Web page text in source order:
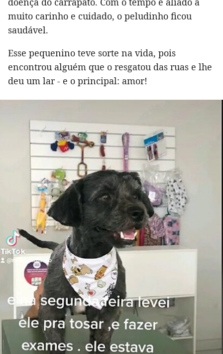
muito carinho e cuidado, o peludinho ficou
saudável.
Esse pequenino teve sorte na vida, pois
encontrou alguém que o resgatou das ruas e lhe
deu um lar - e o principal: amor!